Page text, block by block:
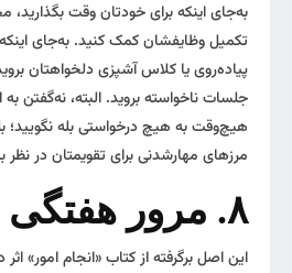
به‌جای اینکه برای خودتان وقت بگذارید،
تکمیل وظایفشان کمک کنید. به‌جای اینکه
پیاده‌روی یا کلاس آشپزی دلخواهتان
جلسات ناخواسته بروید. البته، نه‌گفتن
هیچ‌وقت به هیچ درخواستی بله نگویید؛
مرزهای مهارشدنی برای تقویمتان در نظر
۸. مرور هفتگی
این اصل برگرفته از کتاب «انجام امور»